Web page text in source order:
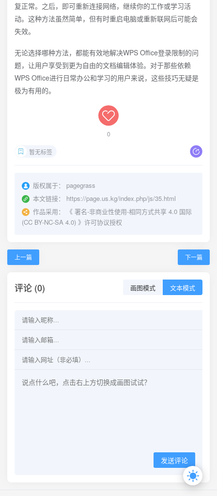
复正常。之后，即可重新连接网络，继续你的工作或学习活
动。这种方法虽然简单，但有时重启电脑或重新联网后可能会
失效。
无论选择哪种方法，都能有效地解决WPS Office登录限制的问
题，让用户享受到更为自由的文档编辑体验。对于那些依赖
WPS Office进行日常办公和学习的用户来说，这些技巧无疑是
极为有用的。
0
暂无标签
版权属于：
pagegrass
本文链接：
https://page.us.kg/index.php/js/35.html
作品采用：
《 署名-非商业性使用-相同方式共享 4.0 国际
(CC BY-NC-SA 4.0) 》许可协议授权
上一篇 下一篇
评论 (0) 画图模式 文本模式
发送评论